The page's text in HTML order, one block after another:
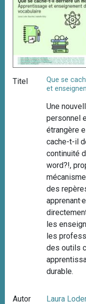
Titel
Que se
et
Une
personnel
étrangère
cache-t-il
continuité
word?!,
des
les
les
des outils
durable.
Autor Laura